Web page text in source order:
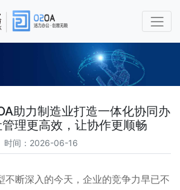
助力制造业打造一体化协同办
理更高效，让协作更顺畅
时间：2026-06-16
不断深入的今天，企业的竞争力早已不